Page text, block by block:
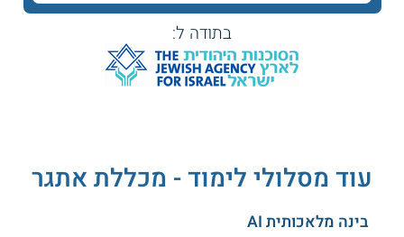
משך הלימודים שנתיים.
ניהול הייצור.
ניהול פרויקטים.
ועוד.
בתודה ל:
עוד מסלולי לימוד - מכללת אתגר
בינה מלאכותית AI